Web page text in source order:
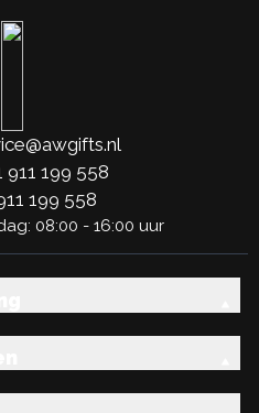
911 199 558
199 558
08:00 - 16:00 uur